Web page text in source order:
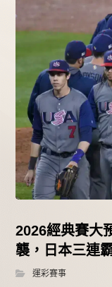
2026經典賽大
襲，日本三連
運彩賽事